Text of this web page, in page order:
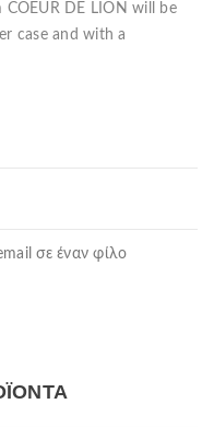
DE LION will be
case and with a
σε έναν φίλο